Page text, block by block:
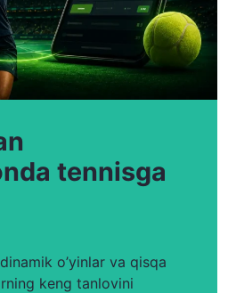
tennisga
o’yinlar va qisqa
keng tanlovini